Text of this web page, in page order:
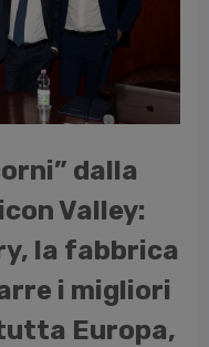
dalla
Valley:
la fabbrica
i migliori
Europa,